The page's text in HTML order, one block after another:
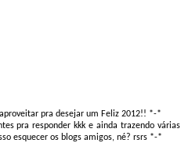
pra desejar um Feliz 2012!! *-*
pra responder kkk e ainda trazendo várias
esquecer os blogs amigos, né? rsrs *-*